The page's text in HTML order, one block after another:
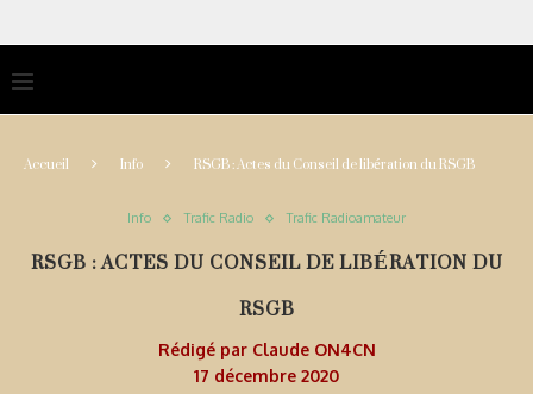
Accueil Info RSGB : Actes du Conseil de libération du RSGB
Info Trafic Radio Trafic Radioamateur
RSGB : ACTES DU CONSEIL DE LIBÉRATION DU
RSGB
Rédigé par Claude ON4CN
17 décembre 2020